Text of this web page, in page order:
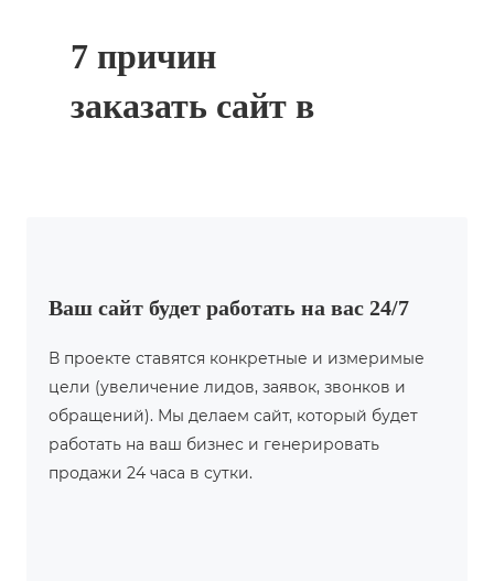
7 причин
заказать сайт в
Ваш сайт будет работать на вас 24/7
В проекте ставятся конкретные и измеримые
цели (увеличение лидов, заявок, звонков и
обращений). Мы делаем сайт, который будет
работать на ваш бизнес и генерировать
продажи 24 часа в сутки.